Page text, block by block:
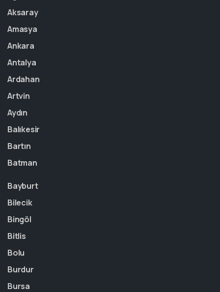
Aksaray
Amasya
Ankara
Antalya
Ardahan
Artvin
Aydın
Balıkesir
Bartın
Batman
Bayburt
Bilecik
Bingöl
Bitlis
Bolu
Burdur
Bursa